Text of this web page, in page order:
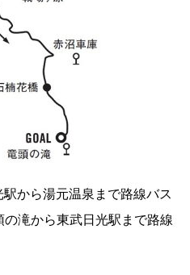
から湯元温泉まで路線バス
滝から東武日光駅まで路線